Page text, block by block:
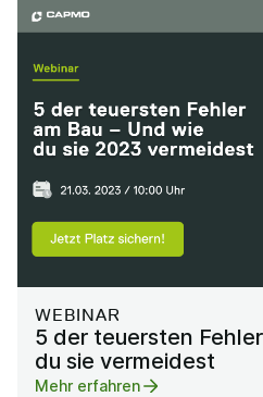
WEBINAR
5 der teuersten
du sie vermeidest
Mehr erfahren